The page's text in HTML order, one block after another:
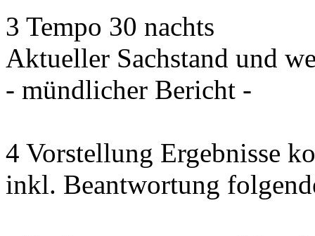
3 Tempo 30 nachts
Aktueller Sachstand und
- mündlicher Bericht -
4 Vorstellung Ergebnisse
inkl. Beantwortung